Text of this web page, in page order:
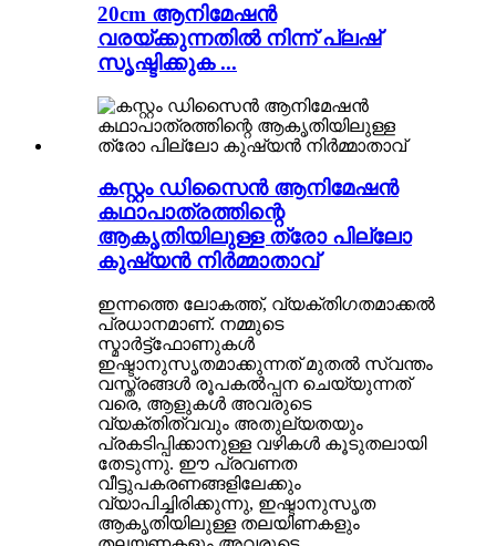
20cm ആനിമേഷൻ
വരയ്ക്കുന്നതിൽ നിന്ന് പ്ലഷ്
സൃഷ്ടിക്കുക ...
കസ്റ്റം ഡിസൈൻ ആനിമേഷൻ
കഥാപാത്രത്തിന്റെ
ആകൃതിയിലുള്ള ത്രോ പില്ലോ
കുഷ്യൻ നിർമ്മാതാവ്
ഇന്നത്തെ ലോകത്ത്, വ്യക്തിഗതമാക്കൽ
പ്രധാനമാണ്. നമ്മുടെ
സ്മാർട്ട്‌ഫോണുകൾ
ഇഷ്ടാനുസൃതമാക്കുന്നത് മുതൽ സ്വന്തം
വസ്ത്രങ്ങൾ രൂപകൽപ്പന ചെയ്യുന്നത്
വരെ, ആളുകൾ അവരുടെ
വ്യക്തിത്വവും അതുല്യതയും
പ്രകടിപ്പിക്കാനുള്ള വഴികൾ കൂടുതലായി
തേടുന്നു. ഈ പ്രവണത
വീട്ടുപകരണങ്ങളിലേക്കും
വ്യാപിച്ചിരിക്കുന്നു, ഇഷ്ടാനുസൃത
ആകൃതിയിലുള്ള തലയിണകളും